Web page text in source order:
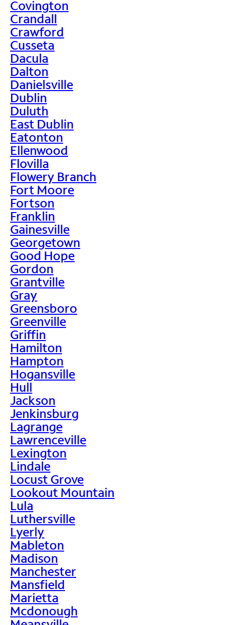
Covington
Crandall
Crawford
Cusseta
Dacula
Dalton
Danielsville
Dublin
Duluth
East Dublin
Eatonton
Ellenwood
Flovilla
Flowery Branch
Fort Moore
Fortson
Franklin
Gainesville
Georgetown
Good Hope
Gordon
Grantville
Gray
Greensboro
Greenville
Griffin
Hamilton
Hampton
Hogansville
Hull
Jackson
Jenkinsburg
Lagrange
Lawrenceville
Lexington
Lindale
Locust Grove
Lookout Mountain
Lula
Luthersville
Lyerly
Mableton
Madison
Manchester
Mansfield
Marietta
Mcdonough